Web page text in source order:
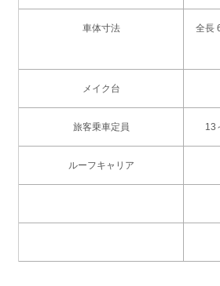
車体寸法
全長
メイク台
旅客乗車定員 13
ルーフキャリア